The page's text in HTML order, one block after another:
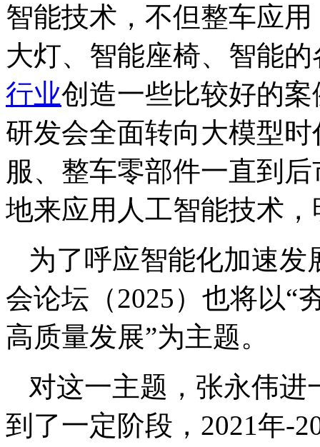
智能技术，不但整车应
大灯、智能座椅、智能
行业创造一些比较好的
研发会全面转向大模型
服、整车零部件一直到
地来应用人工智能技术
为了呼应智能化加速
会论坛（2025）也将以“
高质量发展”为主题。
对这一主题，张永伟
到了一定阶段，2021年-